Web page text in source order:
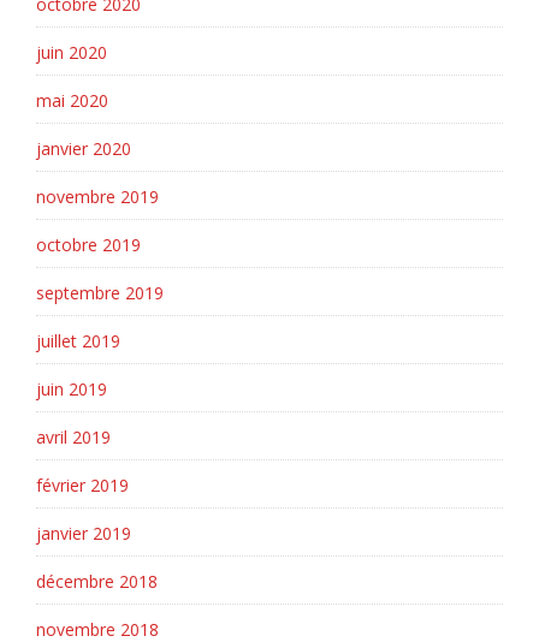
juin 2020
mai 2020
janvier 2020
novembre 2019
octobre 2019
septembre 2019
juillet 2019
juin 2019
avril 2019
février 2019
janvier 2019
décembre 2018
novembre 2018